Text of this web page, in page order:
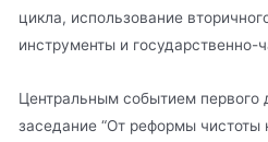
цикла, использование
инструменты и государственно-
Центральным событием первого
заседание “От реформы чистоты